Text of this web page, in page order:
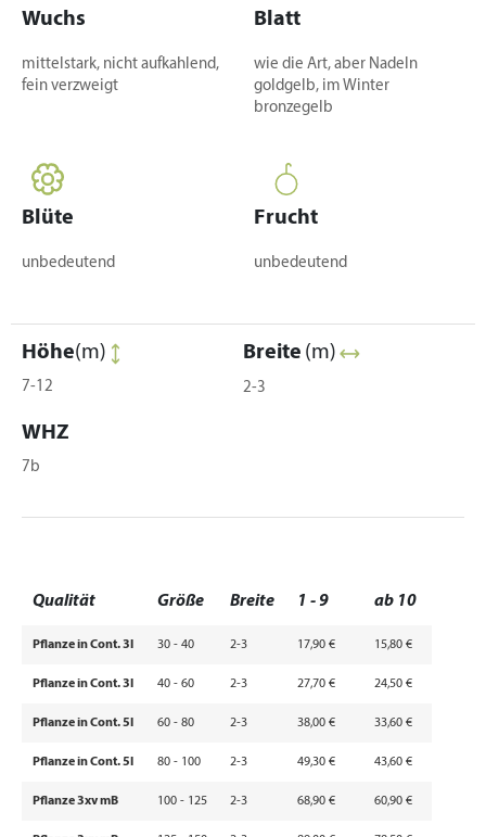
Wuchs
mittelstark, nicht aufkahlend,
fein verzweigt
Blatt
wie die Art, aber Nadeln
goldgelb, im Winter
bronzegelb
Blüte
unbedeutend
Frucht
unbedeutend
Höhe(m)
7-12
Breite (m)
2-3
WHZ
7b
Qualität Größe Breite 1 - 9 ab 10
Pflanze in Cont. 3l 30 - 40 2-3 17,90 € 15,80 €
Pflanze in Cont. 3l 40 - 60 2-3 27,70 € 24,50 €
Pflanze in Cont. 5l 60 - 80 2-3 38,00 € 33,60 €
Pflanze in Cont. 5l 80 - 100 2-3 49,30 € 43,60 €
Pflanze 3xv mB 100 - 125 2-3 68,90 € 60,90 €